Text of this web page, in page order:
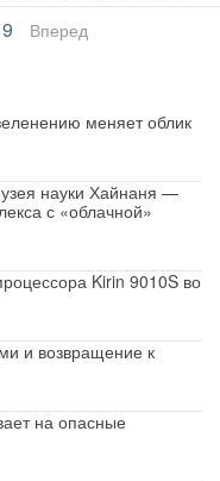
9 Вперед
меняет облик
науки Хайнаня —
с «облачной»
Kirin 9010S во
и возвращение к
на опасные